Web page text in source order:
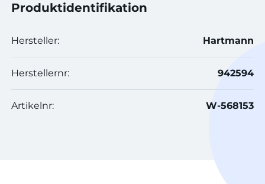
Produktidentifikation
Hersteller: Hartmann
Herstellernr: 942594
Artikelnr: W-568153